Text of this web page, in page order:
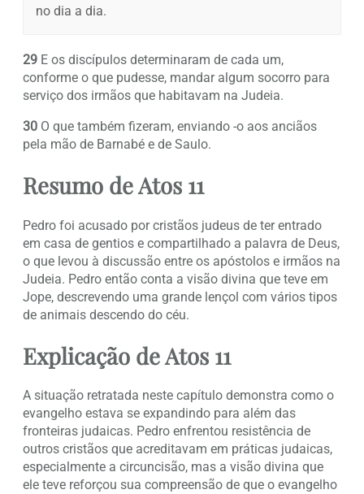
no dia a dia.
29 E os discípulos determinaram de cada um,
conforme o que pudesse, mandar algum socorro para
serviço dos irmãos que habitavam na Judeia.
30 O que também fizeram, enviando -o aos anciãos
pela mão de Barnabé e de Saulo.
Resumo de Atos 11
Pedro foi acusado por cristãos judeus de ter entrado
em casa de gentios e compartilhado a palavra de Deus,
o que levou à discussão entre os apóstolos e irmãos na
Judeia. Pedro então conta a visão divina que teve em
Jope, descrevendo uma grande lençol com vários tipos
de animais descendo do céu.
Explicação de Atos 11
A situação retratada neste capítulo demonstra como o
evangelho estava se expandindo para além das
fronteiras judaicas. Pedro enfrentou resistência de
outros cristãos que acreditavam em práticas judaicas,
especialmente a circuncisão, mas a visão divina que
ele teve reforçou sua compreensão de que o evangelho